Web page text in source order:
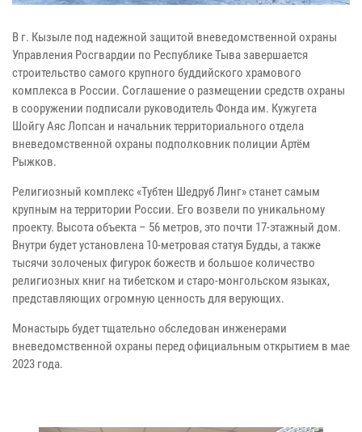
В г. Кызыле под надежной защитой вневедомственной охраны
Управления Росгвардии по Республике Тыва завершается
строительство самого крупного буддийского храмового
комплекса в России. Соглашение о размещении средств охраны
в сооружении подписали руководитель Фонда им. Кужугета
Шойгу Аяс Лопсан и начальник территориального отдела
вневедомственной охраны подполковник полиции Артём
Рыжков.
Религиозный комплекс «Тубтен Шедруб Линг» станет самым
крупным на территории России. Его возвели по уникальному
проекту. Высота объекта – 56 метров, это почти 17-этажный дом.
Внутри будет установлена 10-метровая статуя Будды, а также
тысячи золоченых фигурок божеств и большое количество
религиозных книг на тибетском и старо-монгольском языках,
представляющих огромную ценность для верующих.
Монастырь будет тщательно обследован инженерами
вневедомственной охраны перед официальным открытием в мае
2023 года.